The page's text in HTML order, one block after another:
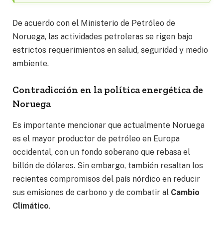
De acuerdo con el Ministerio de Petróleo de
Noruega, las actividades petroleras se rigen bajo
estrictos requerimientos en salud, seguridad y medio
ambiente.
Contradicción en la política energética de
Noruega
Es importante mencionar que actualmente Noruega
es el mayor productor de petróleo en Europa
occidental, con un fondo soberano que rebasa el
billón de dólares. Sin embargo, también resaltan los
recientes compromisos del país nórdico en reducir
sus emisiones de carbono y de combatir al Cambio
Climático.